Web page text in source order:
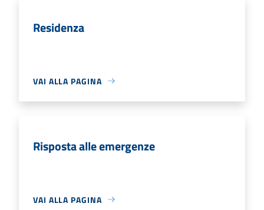
Residenza
VAI ALLA PAGINA
Risposta alle emergenze
VAI ALLA PAGINA